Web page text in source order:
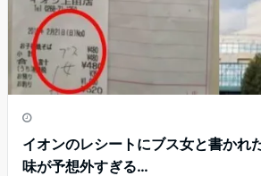
イオンのレシートにブス女と書かれ
味が予想外すぎる…